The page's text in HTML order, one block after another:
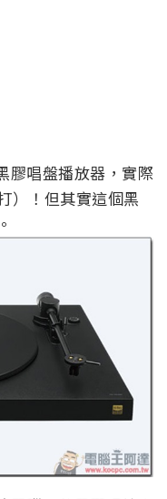
膠唱盤播放器，實際
）！但其實這個黑